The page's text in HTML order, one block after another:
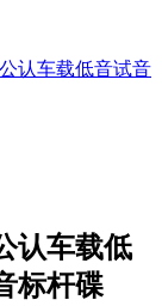
认车载低音试音
认车载低
标杆碟